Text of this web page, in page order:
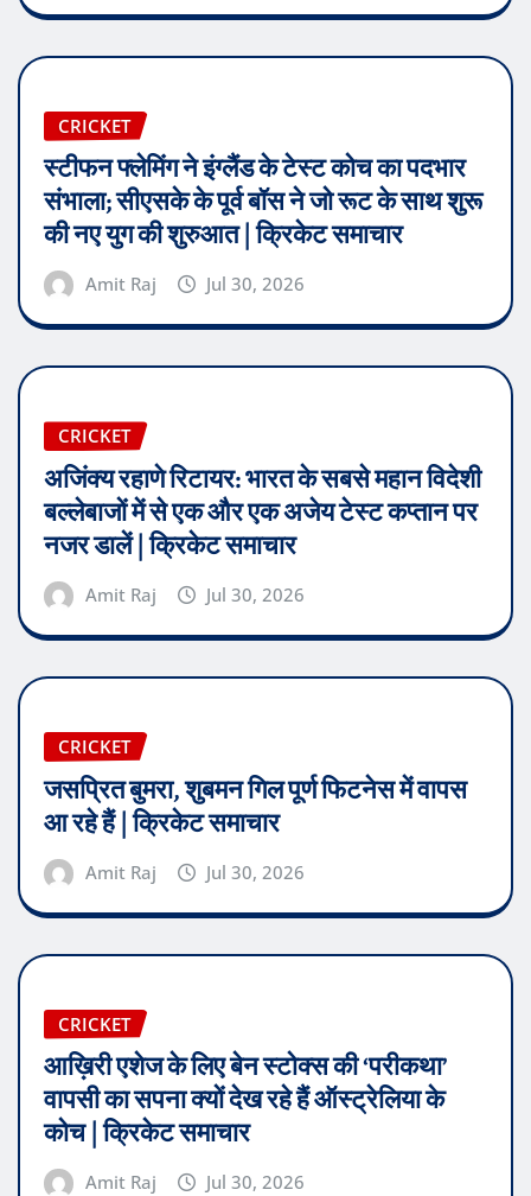
CRICKET
स्टीफन फ्लेमिंग ने इंग्लैंड के टेस्ट कोच का पदभार
संभाला; सीएसके के पूर्व बॉस ने जो रूट के साथ शुरू
की नए युग की शुरुआत | क्रिकेट समाचार
Amit Raj Jul 30, 2026
CRICKET
अजिंक्य रहाणे रिटायर: भारत के सबसे महान विदेशी
बल्लेबाजों में से एक और एक अजेय टेस्ट कप्तान पर
नजर डालें | क्रिकेट समाचार
Amit Raj Jul 30, 2026
CRICKET
जसप्रित बुमरा, शुबमन गिल पूर्ण फिटनेस में वापस
आ रहे हैं | क्रिकेट समाचार
Amit Raj Jul 30, 2026
CRICKET
आख़िरी एशेज के लिए बेन स्टोक्स की ‘परीकथा’
वापसी का सपना क्यों देख रहे हैं ऑस्ट्रेलिया के
कोच | क्रिकेट समाचार
Amit Raj Jul 30, 2026